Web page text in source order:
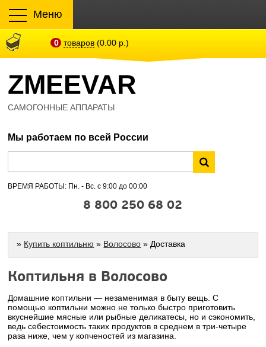
Меню
0 товаров (0.00 р.)
ZMEEVAR
САМОГОННЫЕ АППАРАТЫ
Мы работаем по всей России
ВРЕМЯ РАБОТЫ: Пн. - Вс. с 9:00 до 00:00
8 800 250 68 02
» Купить коптильню » Волосово » Доставка
Коптильня в Волосово
Домашние коптильни — незаменимая в быту вещь. С
помощью коптильни можно не только быстро приготовить
вкуснейшие мясные или рыбные деликатесы, но и сэкономить,
ведь себестоимость таких продуктов в среднем в три-четыре
раза ниже, чем у копченостей из магазина.